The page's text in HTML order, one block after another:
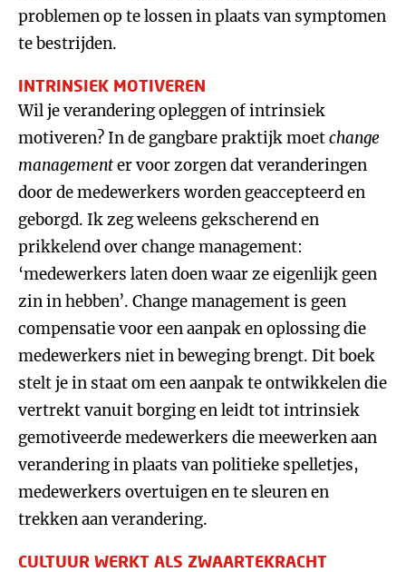
problemen op te lossen in plaats van symptomen
te bestrijden.
INTRINSIEK MOTIVEREN
Wil je verandering opleggen of intrinsiek
motiveren? In de gangbare praktijk moetchange
managementer voor zorgen dat veranderingen
door de medewerkers worden geaccepteerd en
geborgd. Ik zeg weleens gekscherend en
prikkelend over change management:
‘medewerkers laten doen waar ze eigenlijk geen
zin in hebben’. Change management is geen
compensatie voor een aanpak en oplossing die
medewerkers niet in beweging brengt. Dit boek
stelt je in staat om een aanpak te ontwikkelen die
vertrekt vanuit borging en leidt tot intrinsiek
gemotiveerde medewerkers die meewerken aan
verandering in plaats van politieke spelletjes,
medewerkers overtuigen en te sleuren en
trekken aan verandering.
CULTUUR WERKT ALS ZWAARTEKRACHT